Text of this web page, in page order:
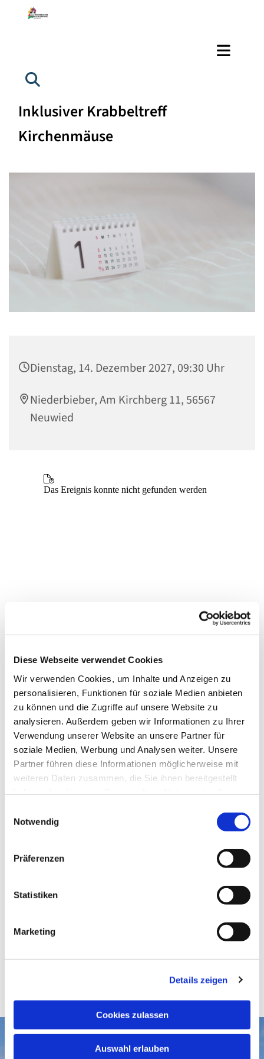
Diese Webseite verwendet Cookies
Wir verwenden Cookies, um Inhalte und Anzeigen zu
personalisieren, Funktionen für soziale Medien anbieten
zu können und die Zugriffe auf unsere Website zu
analysieren. Außerdem geben wir Informationen zu Ihrer
Verwendung unserer Website an unsere Partner für
soziale Medien, Werbung und Analysen weiter. Unsere
Partner führen diese Informationen möglicherweise mit
weiteren Daten zusammen, die Sie ihnen bereitgestellt
Notwendig
Präferenzen
Statistiken
Marketing
Details zeigen
Cookies zulassen
Auswahl erlauben
Inklusiver Krabbeltreff
Kirchenmäuse
Dienstag, 14. Dezember 2027, 09:30 Uhr
Niederbieber, Am Kirchberg 11, 56567
Neuwied
Dies könnte Sie auch interessieren